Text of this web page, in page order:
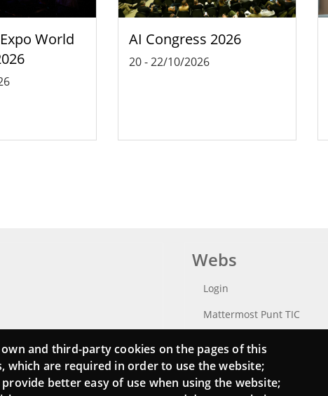
World
AI Congress 2026
20-22/10/2026
board
Webs
Login
Mattermost Punt TIC
and third-party cookies on the pages of this
which are required in order to use the website;
better easy of use when using the website;